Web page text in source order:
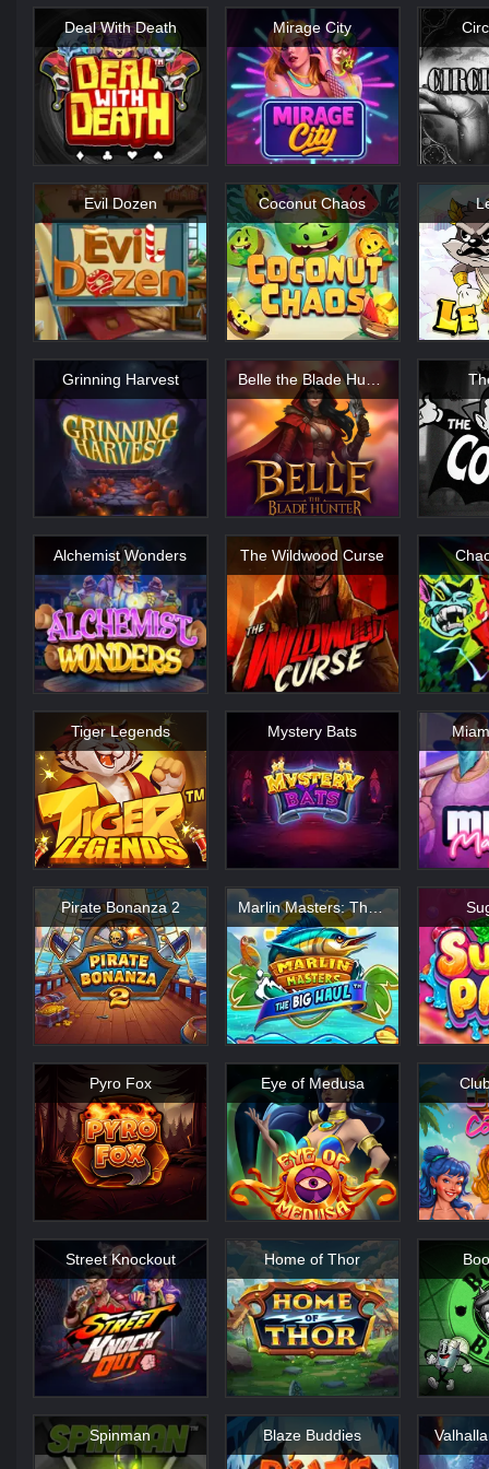
Deal With Death Mirage City
Evil Dozen Coconut Chaos
Grinning Harvest
Alchemist Wonders The Wildwood Curse
Tiger Legends Mystery Bats
Pirate Bonanza 2 Marlin Masters: The Big Haul
Pyro Fox Eye of Medusa
Street Knockout Home of Thor
Spinman Blaze Buddies